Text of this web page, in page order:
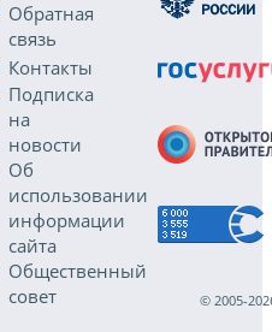
Обратная
связь
Контакты
Подписка
на
новости
Об
использовании
информации
сайта
Общественный
совет
© 2005-